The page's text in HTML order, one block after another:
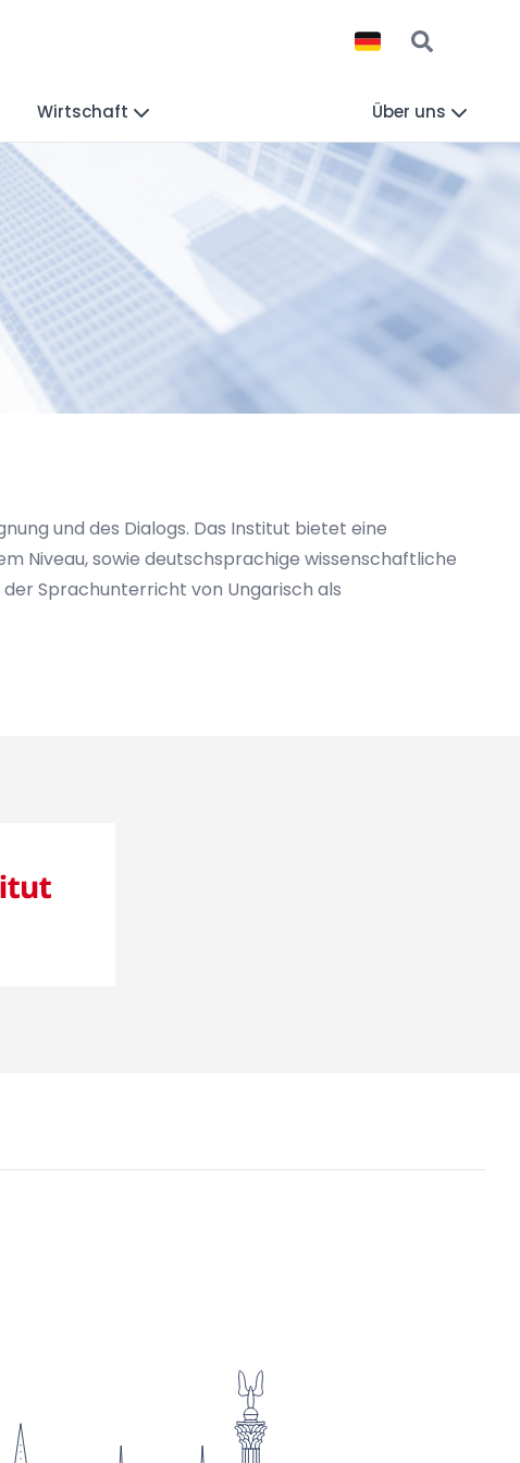
Wirtschaft Über uns
und des Dialogs. Das Institut bietet eine
Niveau, sowie deutschsprachige wissenschaftliche
Sprachunterricht von Ungarisch als